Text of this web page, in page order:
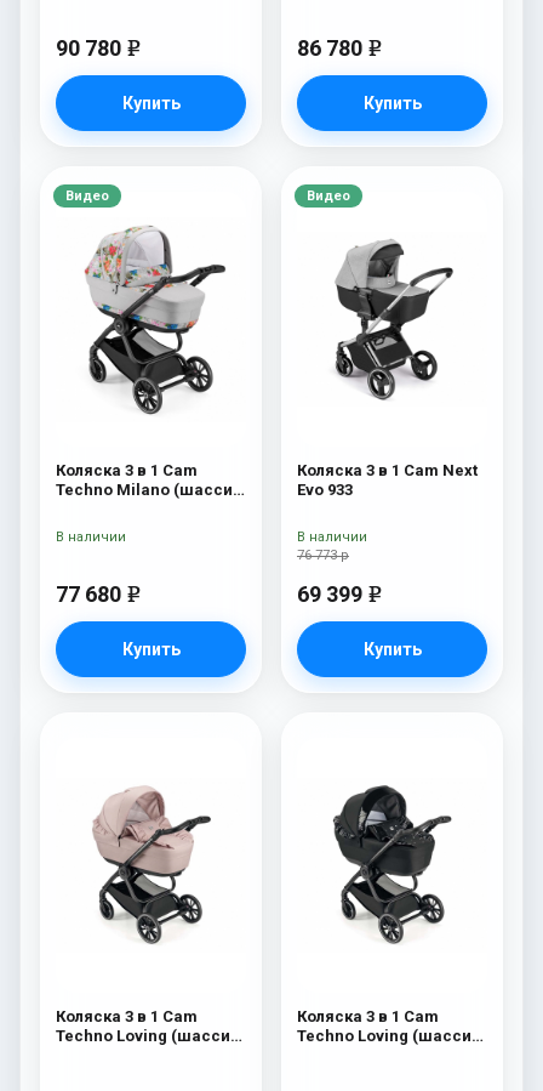
90 780 e
Купить
86 780 e
Купить
Видео
Коляска 3 в 1 Cam
Techno Milano (шасси
77 680 e
Купить
В наличии
Видео
Коляска 3 в 1 Cam Next
Evo 933
76 773 р
69 399 e
Купить
В наличии
Коляска 3 в 1 Cam
Techno Loving (шасси
Коляска 3 в 1 Cam
Techno Loving (шасси